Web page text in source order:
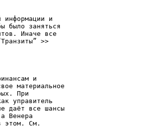
информации и
было заняться
Иначе все
и
материальное
При
управитель
даёт все шансы
Венера
этом. См.